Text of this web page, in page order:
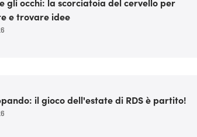
e trovare idee
il gioco dell'estate di RDS è partito!